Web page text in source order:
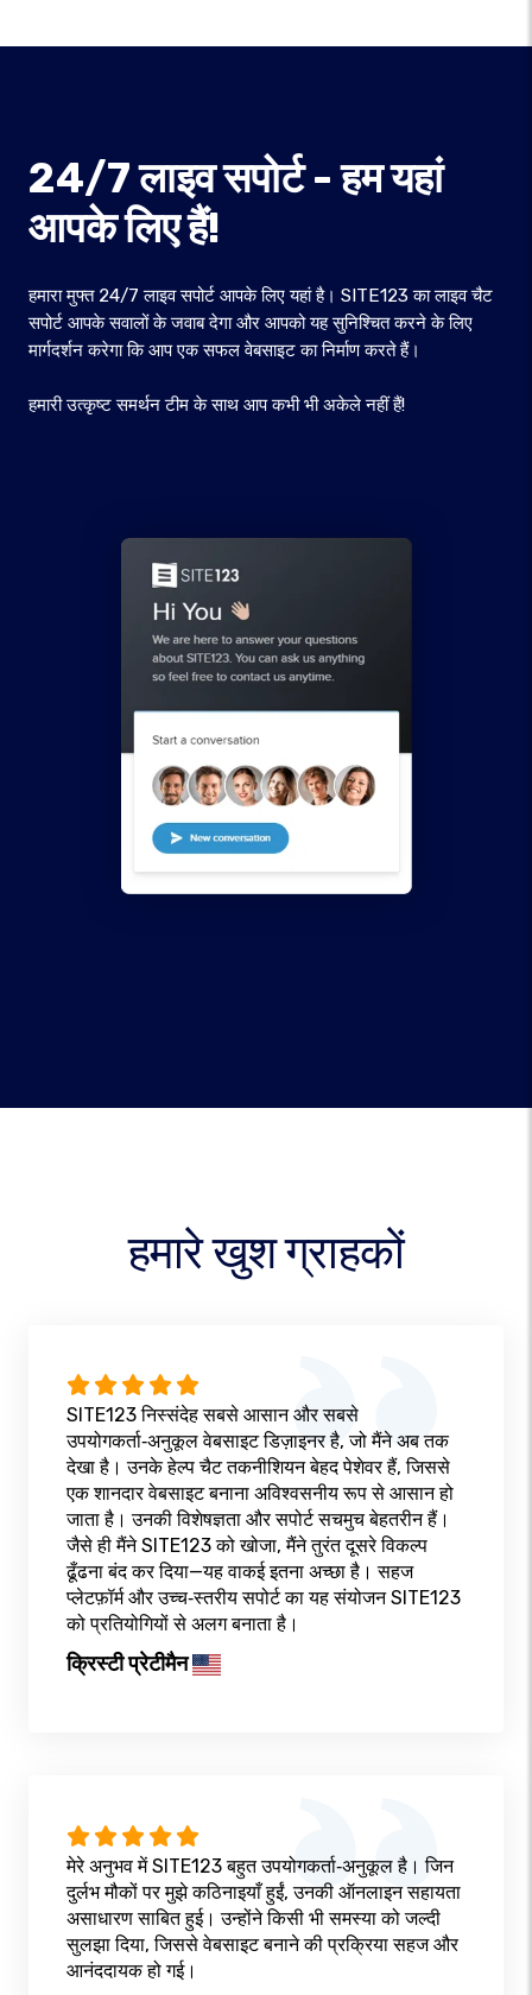
24/7 लाइव सपोर्ट - हम यहां
आपके लिए हैं!
हमारा मुफ्त 24/7 लाइव सपोर्ट आपके लिए यहां है। SITE123 का लाइव चैट
सपोर्ट आपके सवालों के जवाब देगा और आपको यह सुनिश्चित करने के लिए
मार्गदर्शन करेगा कि आप एक सफल वेबसाइट का निर्माण करते हैं।
हमारी उत्कृष्ट समर्थन टीम के साथ आप कभी भी अकेले नहीं हैं!
हमारे खुश ग्राहकों
SITE123 निस्संदेह सबसे आसान और सबसे
उपयोगकर्ता‑अनुकूल वेबसाइट डिज़ाइनर है, जो मैंने अब तक
देखा है। उनके हेल्प चैट तकनीशियन बेहद पेशेवर हैं, जिससे
एक शानदार वेबसाइट बनाना अविश्वसनीय रूप से आसान हो
जाता है। उनकी विशेषज्ञता और सपोर्ट सचमुच बेहतरीन हैं।
जैसे ही मैंने SITE123 को खोजा, मैंने तुरंत दूसरे विकल्प
ढूँढना बंद कर दिया—यह वाकई इतना अच्छा है। सहज
प्लेटफ़ॉर्म और उच्च‑स्तरीय सपोर्ट का यह संयोजन SITE123
को प्रतियोगियों से अलग बनाता है।
क्रिस्टी प्रेटीमैन
मेरे अनुभव में SITE123 बहुत उपयोगकर्ता‑अनुकूल है। जिन
दुर्लभ मौकों पर मुझे कठिनाइयाँ हुईं, उनकी ऑनलाइन सहायता
असाधारण साबित हुई। उन्होंने किसी भी समस्या को जल्दी
सुलझा दिया, जिससे वेबसाइट बनाने की प्रक्रिया सहज और
आनंददायक हो गई।